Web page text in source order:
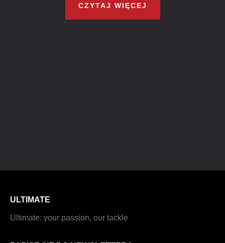
CZYTAJ WIĘCEJ
ULTIMATE
Ultimate: your passion, our tackle